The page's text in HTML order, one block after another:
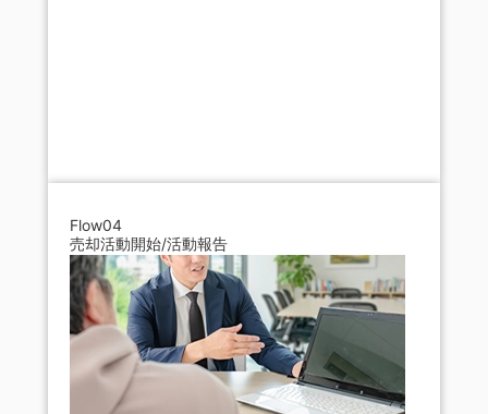
Flow04
売却活動開始/活動報告